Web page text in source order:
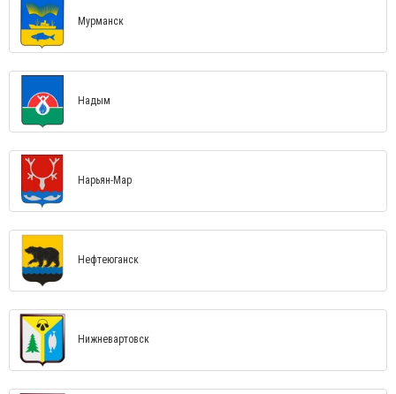
Мурманск
Надым
Нарьян-Мар
Нефтеюганск
Нижневартовск